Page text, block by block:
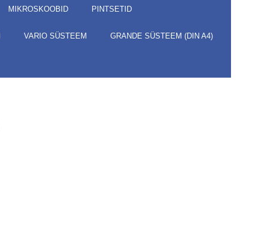
MIKROSKOOBID PINTSETID
VARIO SÜSTEEM GRANDE SÜSTEEM (DIN A4)